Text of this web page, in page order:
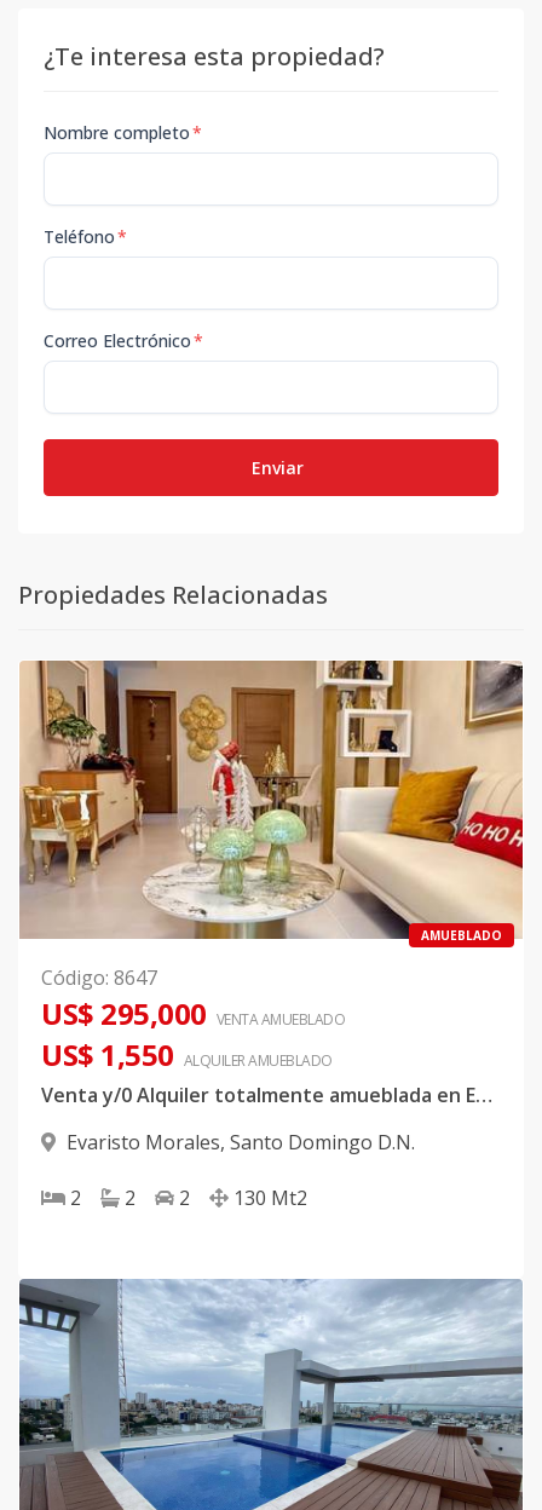
¿Te interesa esta propiedad?
Nombre completo*
Teléfono*
Correo Electrónico*
Enviar
Propiedades Relacionadas
AMUEBLADO
Código: 8647
US$ 295,000 VENTA AMUEBLADO
US$ 1,550 ALQUILERAMUEBLADO
Venta y/0 Alquiler totalmente amueblada en Evaristo Morales
Evaristo Morales, Santo Domingo D.N.
2 2 2 130 Mt2